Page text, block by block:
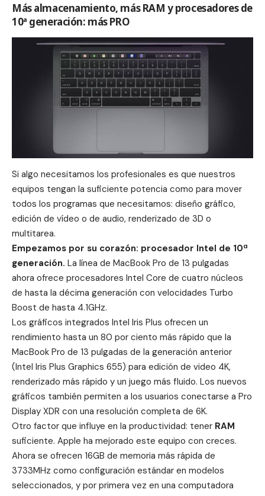
Más almacenamiento, más RAM y procesadores de
10ª generación: más PRO
Si algo necesitamos los profesionales es que nuestros
equipos tengan la suficiente potencia como para mover
todos los programas que necesitamos: diseño gráfico,
edición de vídeo o de audio, renderizado de 3D o
multitarea.
Empezamos por su corazón: procesador Intel de 10ª
generación. La línea de MacBook Pro de 13 pulgadas
ahora ofrece procesadores Intel Core de cuatro núcleos
de hasta la décima generación con velocidades Turbo
Boost de hasta 4.1GHz.
Los gráficos integrados Intel Iris Plus ofrecen un
rendimiento hasta un 80 por ciento más rápido que la
MacBook Pro de 13 pulgadas de la generación anterior
(Intel Iris Plus Graphics 655) para edición de video 4K,
renderizado más rápido y un juego más fluido. Los nuevos
gráficos también permiten a los usuarios conectarse a Pro
Display XDR con una resolución completa de 6K.
Otro factor que influye en la productividad: tener RAM
suficiente. Apple ha mejorado este equipo con creces.
Ahora se ofrecen 16GB de memoria más rápida de
3733MHz como configuración estándar en modelos
seleccionados, y por primera vez en una computadora